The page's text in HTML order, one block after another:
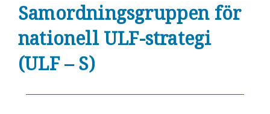
Samordningsgruppen för
nationell ULF-strategi
(ULF – S)